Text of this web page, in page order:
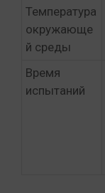
Температура
окружающе
й среды
Время
испытаний